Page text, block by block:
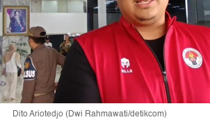
Dito Ariotedjo (Dwi Rahmawati/detikcom)